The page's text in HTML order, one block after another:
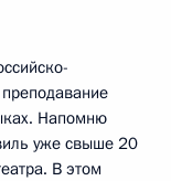
Напомню
уже свыше 20
В этом